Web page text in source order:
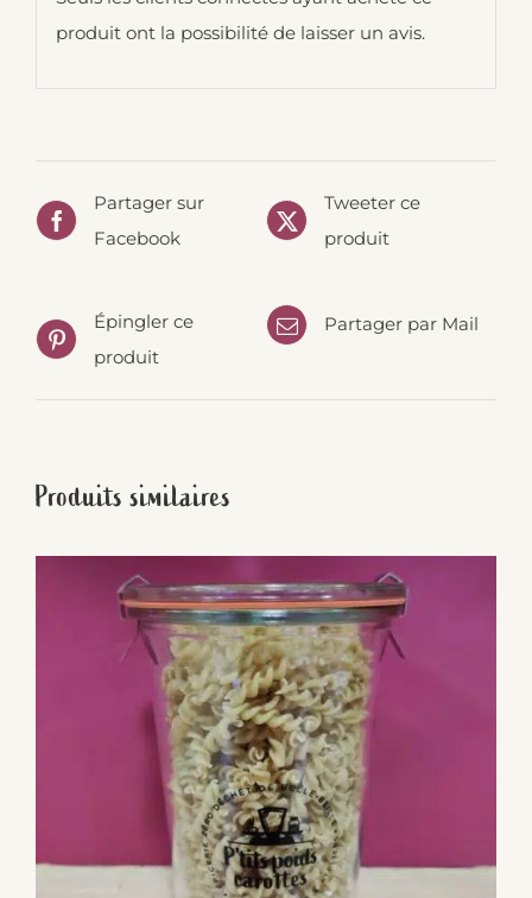
produit ont la possibilité de laisser un avis.
Partager sur
Facebook
Tweeter ce
produit
Épingler ce
produit
Partager par Mail
Produits similaires